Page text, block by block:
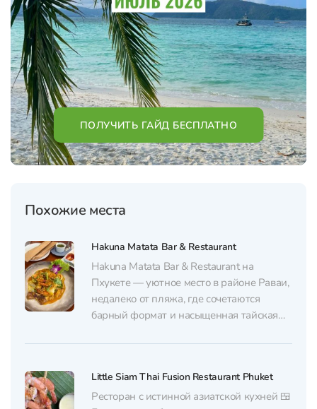
ПОЛУЧИТЬ ГАЙД БЕСПЛАТНО
Похожие места
Hakuna Matata Bar & Restaurant
Hakuna Matata Bar & Restaurant на
Пхукете — уютное место в районе Раваи,
недалеко от пляжа, где сочетаются
барный формат и насыщенная тайская
комфортный зал с лёгкими
спокойной, расслабляющей атмосферой.
Кухня делает ставку на яркие,
Little Siam Thai Fusion Restaurant Phuket
Ресторан с истинной азиатской кухней 🍱